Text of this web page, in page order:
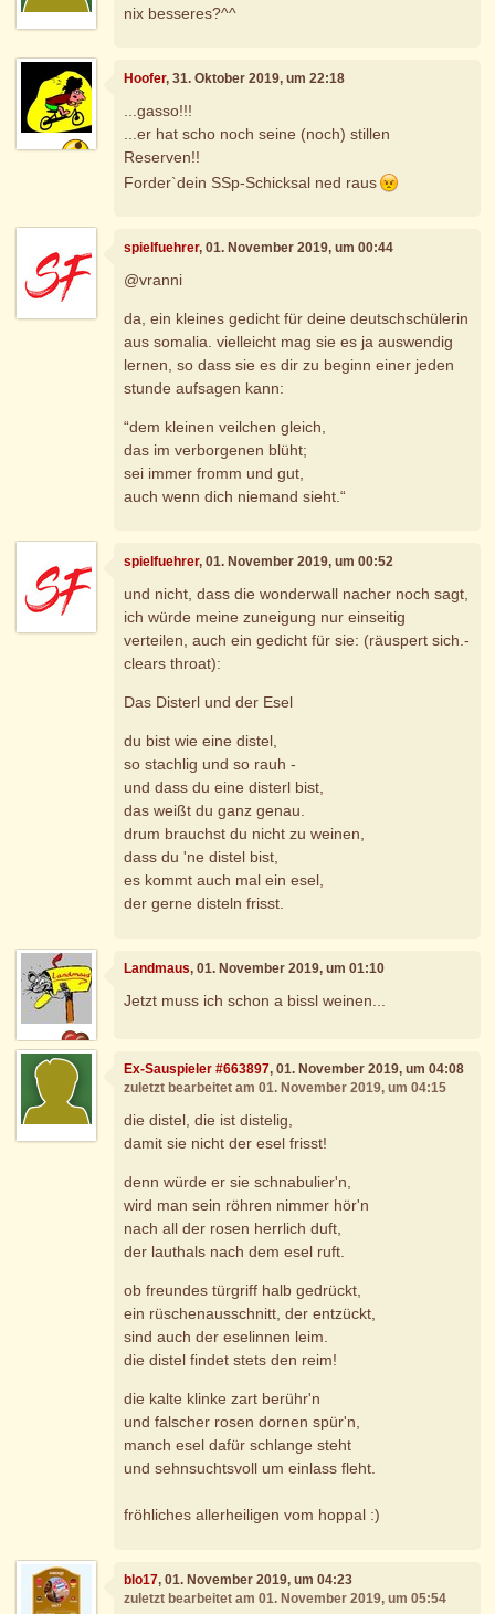
nix besseres?^^
Hoofer, 31. Oktober 2019, um 22:18
...gasso!!!
...er hat scho noch seine (noch) stillen
Reserven!!
Forder`dein SSp-Schicksal ned raus
spielfuehrer, 01. November 2019, um 00:44
@vranni
da, ein kleines gedicht für deine deutschschülerin
aus somalia. vielleicht mag sie es ja auswendig
lernen, so dass sie es dir zu beginn einer jeden
stunde aufsagen kann:
“dem kleinen veilchen gleich,
das im verborgenen blüht;
sei immer fromm und gut,
auch wenn dich niemand sieht.“
spielfuehrer, 01. November 2019, um 00:52
und nicht, dass die wonderwall nacher noch sagt,
ich würde meine zuneigung nur einseitig
verteilen, auch ein gedicht für sie: (räuspert sich.-
clears throat):
Das Disterl und der Esel
du bist wie eine distel,
so stachlig und so rauh -
und dass du eine disterl bist,
das weißt du ganz genau.
drum brauchst du nicht zu weinen,
dass du 'ne distel bist,
es kommt auch mal ein esel,
der gerne disteln frisst.
Landmaus, 01. November 2019, um 01:10
Jetzt muss ich schon a bissl weinen...
Ex-Sauspieler #663897, 01. November 2019, um 04:08
zuletzt bearbeitet am 01. November 2019, um 04:15
die distel, die ist distelig,
damit sie nicht der esel frisst!
denn würde er sie schnabulier'n,
wird man sein röhren nimmer hör'n
nach all der rosen herrlich duft,
der lauthals nach dem esel ruft.
ob freundes türgriff halb gedrückt,
ein rüschenausschnitt, der entzückt,
sind auch der eselinnen leim.
die distel findet stets den reim!
die kalte klinke zart berühr'n
und falscher rosen dornen spür'n,
manch esel dafür schlange steht
und sehnsuchtsvoll um einlass fleht.
fröhliches allerheiligen vom hoppal :)
blo17, 01. November 2019, um 04:23
zuletzt bearbeitet am 01. November 2019, um 05:54